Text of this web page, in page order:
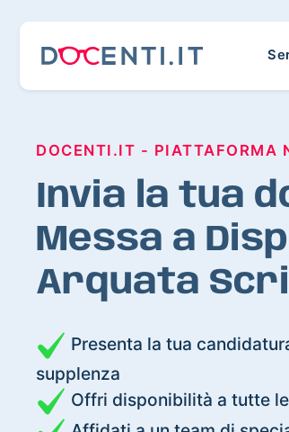
DOCENTI.IT - PIATTAFORMA
Invia la tua
Messa a
Arquata
Presenta la tua
supplenza
Offri disponibilità a tutte